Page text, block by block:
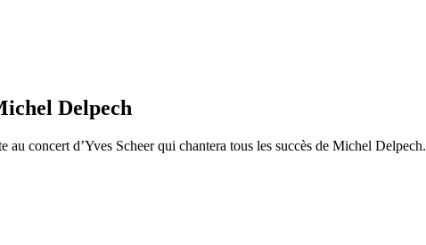
Delpech
concert d’Yves Scheer qui chantera tous les succès de Michel Delpech.